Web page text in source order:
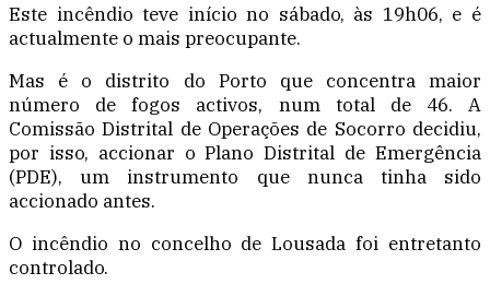
Este incêndio teve início no sábado, às 19h06, e é
actualmente o mais preocupante.
Mas é o distrito do Porto que concentra maior
número de fogos activos, num total de 46. A
Comissão Distrital de Operações de Socorro decidiu,
por isso, accionar o Plano Distrital de Emergência
(PDE), um instrumento que nunca tinha sido
accionado antes.
O incêndio no concelho de Lousada foi entretanto
controlado.